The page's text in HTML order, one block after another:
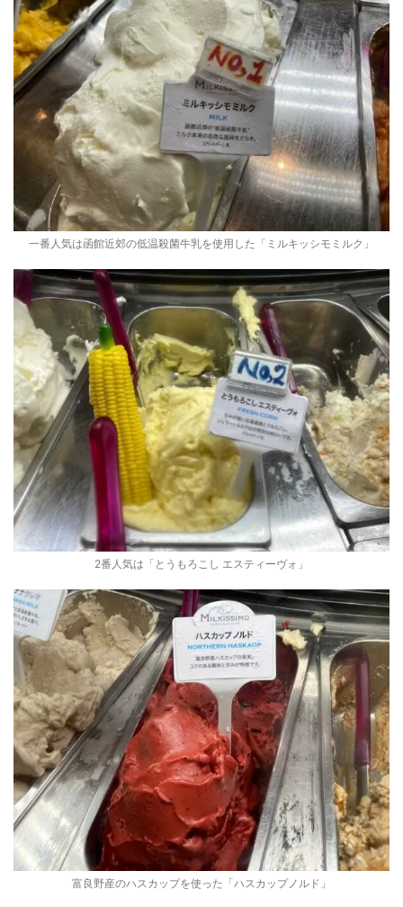
一番人気は函館近郊の低温殺菌牛乳を使用した「ミルキッシモミルク」
2番人気は「とうもろこし エスティーヴォ」
富良野産のハスカップを使った「ハスカップノルド」